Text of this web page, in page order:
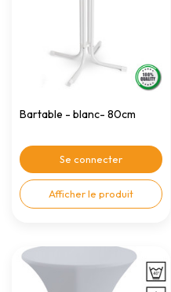
Bartable - blanc- 80cm
Se connecter
Afficher le produit